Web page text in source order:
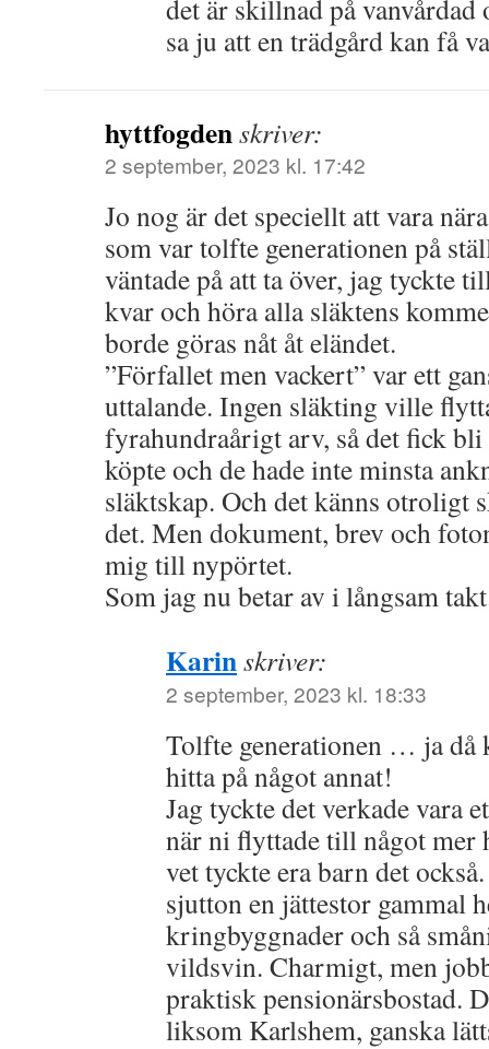
det är skillnad på vanvårdad
sa ju att en trädgård kan få
hyttfogdenskriver:
2 september, 2023 kl. 17:42
Jo nog är det speciellt att vara
som var tolfte generationen på
väntade på att ta över, jag tyckte
kvar och höra alla släktens
borde göras nåt åt eländet.
”Förfallet men vackert” var ett
uttalande. Ingen släkting ville
fyrahundraårigt arv, så det fick
köpte och de hade inte minsta
släktskap. Och det känns otroligt
det. Men dokument, brev och
mig till nypörtet.
Som jag nu betar av i långsam
Karinskriver:
2 september, 2023 kl. 18:33
Tolfte generationen … ja då
hitta på något annat!
Jag tyckte det verkade vara
när ni flyttade till något mer
vet tyckte era barn det
sjutton en jättestor gammal
kringbyggnader och så
vildsvin. Charmigt, men
praktisk pensionärsbostad.
liksom Karlshem, ganska